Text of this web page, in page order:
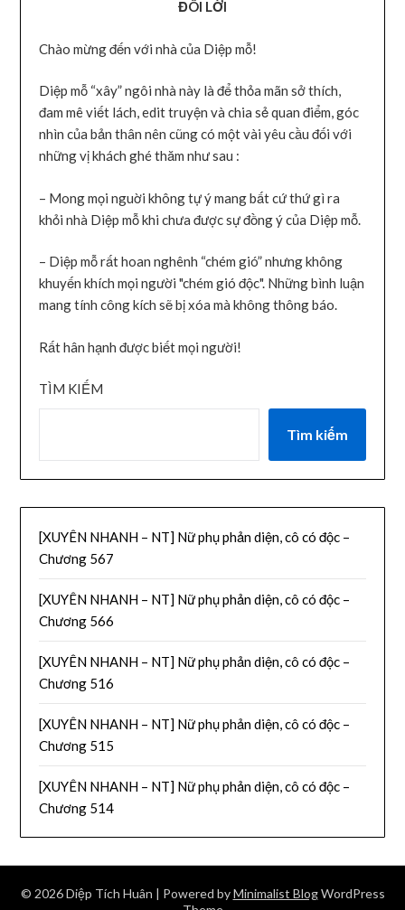
ĐÔI LỜI
Chào mừng đến với nhà của Diệp mỗ!
Diệp mỗ “xây” ngôi nhà này là để thỏa mãn sở thích,
đam mê viết lách, edit truyện và chia sẻ quan điểm, góc
nhìn của bản thân nên cũng có một vài yêu cầu đối với
những vị khách ghé thăm như sau :
– Mong mọi nguời không tự ý mang bất cứ thứ gì ra
khỏi nhà Diệp mỗ khi chưa được sự đồng ý của Diệp mỗ.
– Diệp mỗ rất hoan nghênh “chém gió” nhưng không
khuyến khích mọi người "chém gió độc". Những bình luận
mang tính công kích sẽ bị xóa mà không thông báo.
Rất hân hạnh được biết mọi người!
TÌM KIẾM
Tìm kiếm
[XUYÊN NHANH – NT] Nữ phụ phản diện, cô có độc –
Chương 567
[XUYÊN NHANH – NT] Nữ phụ phản diện, cô có độc –
Chương 566
[XUYÊN NHANH – NT] Nữ phụ phản diện, cô có độc –
Chương 516
[XUYÊN NHANH – NT] Nữ phụ phản diện, cô có độc –
Chương 515
[XUYÊN NHANH – NT] Nữ phụ phản diện, cô có độc –
Chương 514
© 2026 Diệp Tích Huân | Powered byMinimalist BlogWordPress